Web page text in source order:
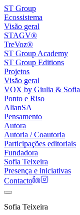
ST Group
Ecossistema
Visão geral
STAGV®
TreVoz®
ST Group Academy
ST Group Editions
Projetos
Visão geral
VOX by Giulia & Sofia
Ponto e Riso
AlianSA
Pensamento
Autora
Autoria / Coautoria
Participações editoriais
Fundadora
Sofia Teixeira
Presença e iniciativas
Contacto
Sofia Teixeira